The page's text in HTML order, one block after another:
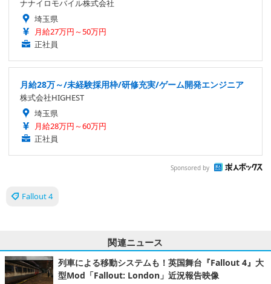
ナナイロモバイル株式会社
埼玉県
月給27万円～50万円
正社員
月給28万～/未経験採用枠/研修充実/ゲーム開発エンジニア
株式会社HIGHEST
埼玉県
月給28万円～60万円
正社員
Sponsored by
Fallout 4
関連ニュース
列車による移動システムも！英国舞台『Fallout 4』大
型Mod「Fallout: London」近況報告映像